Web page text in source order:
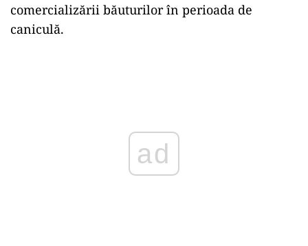
comercializării băuturilor în perioada de
caniculă.